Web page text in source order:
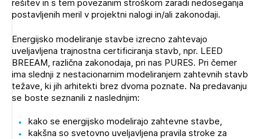
rešitev in s tem povezanim stroškom zaradi nedoseganja
postavljenih meril v projektni nalogi in/ali zakonodaji.
Energijsko modeliranje stavbe izrecno zahtevajo
uveljavljena trajnostna certificiranja stavb, npr. LEED
BREEAM, različna zakonodaja, pri nas PURES. Pri čemer
ima slednji z nestacionarnim modeliranjem zahtevnih stavb
težave, ki jih arhitekti brez dvoma poznate. Na predavanju
se boste seznanili z naslednjim:
kako se energijsko modelirajo zahtevne stavbe,
kakšna so svetovno uveljavljena pravila stroke za